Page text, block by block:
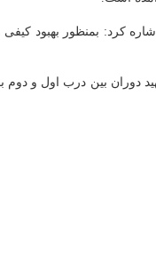
خط اتوبوس در انتهای خیابان پیروزی واقع
انتهای بزرگراه شهید دوران